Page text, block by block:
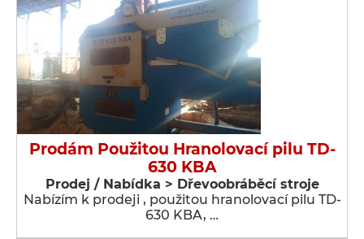
Prodám Použitou Hranolovací pilu TD-
630 KBA
Prodej / Nabídka > Dřevoobráběcí stroje
Nabízím k prodeji , použitou hranolovací pilu TD-
630 KBA, …